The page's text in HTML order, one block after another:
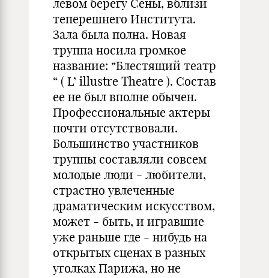
левом берегу Сены, вблизи
теперешнего Института.
Зала была полна. Новая
труппа носила громкое
название: “Блестящий театр
“ ( L’ illustre Theatre ). Состав
ее не был вполне обычен.
Профессиональные актеры
почти отсутствовали.
Большинство участников
труппы составляли совсем
молодые люди - любители,
страстно увлеченные
драматическим искусством,
может - быть, и игравшие
уже раньше где - нибудь на
открытых сценах в разных
уголках Парижа, но не